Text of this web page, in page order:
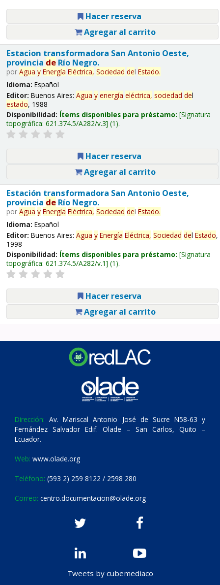
Hacer reserva
Agregar al carrito
Estacion transformadora San Antonio Oeste,
provincia deRío Negro.
por Agua y Energía Eléctrica, Sociedad del Estado.
Idioma: Español
Editor: Buenos Aires: Agua y energía eléctrica, sociedad del
estado, 1988
Disponibilidad: Ítems disponibles para préstamo: Signatura
topográfica: 621.374.5/A282/v.3 (1).
Hacer reserva
Agregar al carrito
Estación transformadora San Antonio Oeste,
provincia deRío Negro.
por Agua y Energía Eléctrica, Sociedad del Estado.
Idioma: Español
Editor: Buenos Aires: Agua y Energía Eléctrica, Sociedad del Estado,
1998
Disponibilidad: Ítems disponibles para préstamo: Signatura
topográfica: 621.374.5/A282/v.1 (1).
Hacer reserva
Agregar al carrito
Dirección: Av. Mariscal Antonio José de Sucre N58-63 y
Fernández Salvador Edif. Olade – San Carlos, Quito –
Ecuador.
Web: www.olade.org
Teléfono: (593 2) 259 8122 / 2598 280
Correo: centro.documentacion@olade.org
Tweets by cubemediaco